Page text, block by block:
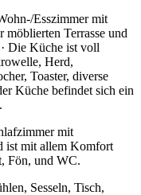
Esszimmer mit
Terrasse und
Die Küche ist voll
Herd,
Toaster, diverse
Küche befindet sich ein
mit
ist mit allem Komfort
Fön, und WC.
Sesseln, Tisch,